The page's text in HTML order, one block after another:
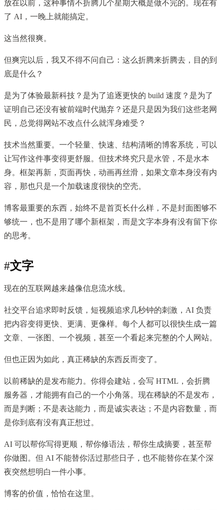
放在以前，这种事情不折腾几个星期大概是做不完的。现在有
了 AI，一晚上就能搞定。
这当然很爽。
但爽完以后，我又不得不问自己：这么折腾来折腾去，目的到
底是什么？
是为了体验最新科技？是为了追逐更快的 build 速度？是为了
证明自己还没有被前端时代抛弃？还是只是因为我们这些老网
民，总觉得网站不改点什么就浑身难受？
技术当然重要。一个轻量、快速、结构清晰的博客系统，可以
让写作这件事变得更舒服。但技术终究只是水管，不是水本
身。框架再新，页面再快，动画再丝滑，如果文章本身没有内
容，那也只是一个加载速度很快的空壳。
博客最重要的东西，始终不是首页长什么样，不是封面图够不
够统一，也不是用了哪个新框架，而是文字本身有没有留下你
的思考。
#文字
现在的互联网越来越像信息流水线。
社交平台追求即时反馈，短视频追求几秒钟的刺激，AI 负责
把内容变得更快、更满、更像样。每个人都可以很快生成一篇
文章、一张图、一个视频，甚至一个看起来完整的个人网站。
但也正因为如此，真正稀缺的东西反而变了。
以前稀缺的是发布能力。你得会建站，会写 HTML，会折腾
服务器，才能拥有自己的一个小角落。现在稀缺的不是发布，
而是判断；不是表达能力，而是诚实表达；不是内容数量，而
是你到底有没有真正想过。
AI 可以帮你写得更顺，帮你修语法，帮你生成摘要，甚至帮
你做图。但 AI 不能替你活过那些日子，也不能替你在某个深
夜突然想明白一件小事。
博客的价值，恰恰在这里。